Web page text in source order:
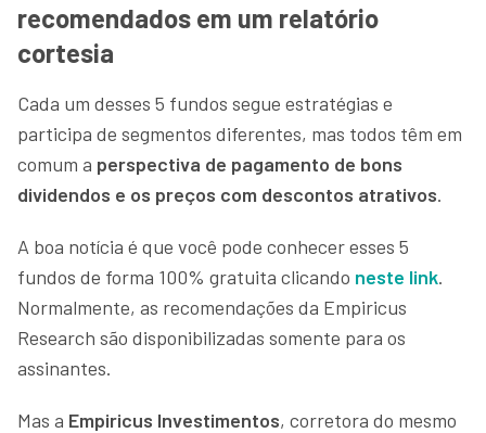
recomendados em um relatório
cortesia
Cada um desses 5 fundos segue estratégias e
participa de segmentos diferentes, mas todos têm em
comum a perspectiva de pagamento de bons
dividendos e os preços com descontos atrativos.
A boa notícia é que você pode conhecer esses 5
fundos de forma 100% gratuita clicando neste link.
Normalmente, as recomendações da Empiricus
Research são disponibilizadas somente para os
assinantes.
Mas a Empiricus Investimentos, corretora do mesmo